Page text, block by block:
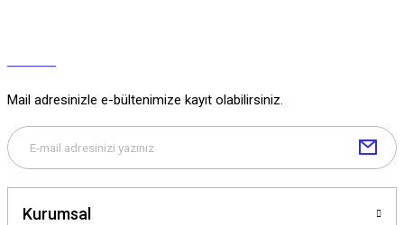
Mail adresinizle e-bültenimize kayıt olabilirsiniz.
Kurumsal